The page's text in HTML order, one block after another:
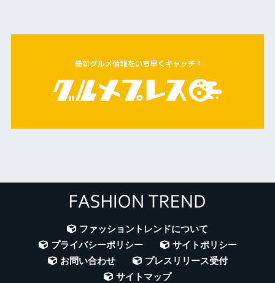
ファッショントレンドについて
プライバシーポリシー
サイトポリシー
お問い合わせ
プレスリリース受付
サイトマップ